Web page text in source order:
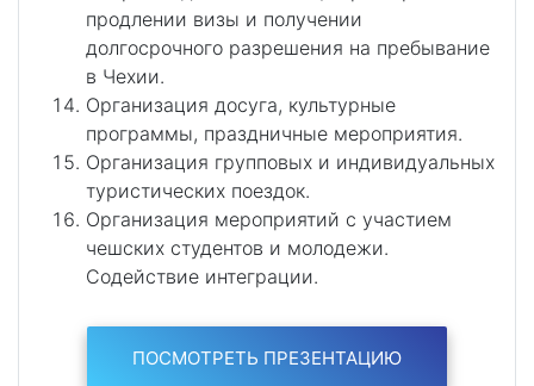
продлении визы и получении
долгосрочного разрешения на пребывание
в Чехии.
Организация досуга, культурные
программы, праздничные мероприятия.
Организация групповых и индивидуальных
туристических поездок.
Организация мероприятий с участием
чешских студентов и молодежи.
Содействие интеграции.
ПОСМОТРЕТЬ ПРЕЗЕНТАЦИЮ